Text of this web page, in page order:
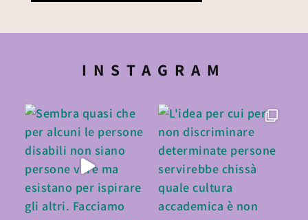
INSTAGRAM